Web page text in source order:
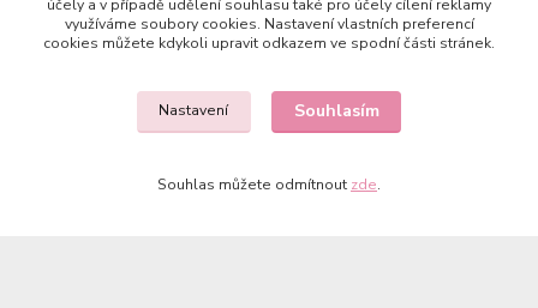
Zboží zařazeno v kategoriích
Panenky REINA DEL NORTE
účely a v případě udělení souhlasu také pro účely cílení reklamy
využíváme soubory cookies. Nastavení vlastních preferencí
cookies můžete kdykoli upravit odkazem ve spodní části stránek.
Nastavení Souhlasím
Souhlas můžete odmítnout zde.